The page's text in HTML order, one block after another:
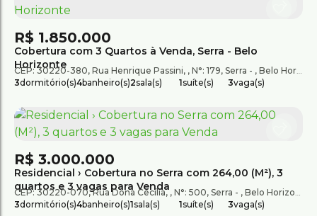
Cobertura com 3 Quartos à Venda, Serra - Belo
Horizonte
R$ 1.850.000
CEP: 30220-380, Rua Henrique Passini , N°: 179, Serra , Belo Horizonte
3dormitório(s)4banheiro(s)2sala(s) 1suíte(s) 3vaga(s)
Residencial › Cobertura no Serra com 264,00 (M²), 3
quartos e 3 vagas para Venda
R$ 3.000.000
CEP: 30220-070,Rua Dona Cecília , N°: 500, Serra , Belo Horizonte
3dormitório(s)4banheiro(s)1sala(s) 1suíte(s) 3vaga(s)